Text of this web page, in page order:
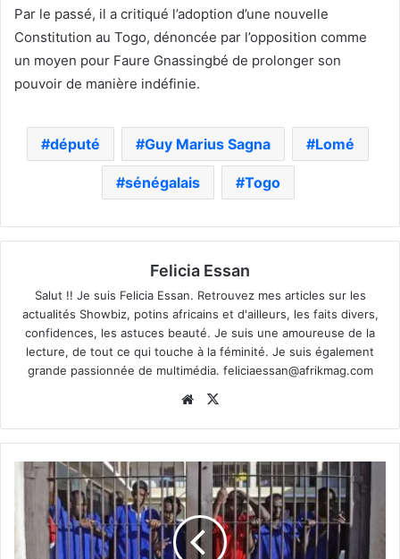
Par le passé, il a critiqué l’adoption d’une nouvelle
Constitution au Togo, dénoncée par l’opposition comme
un moyen pour Faure Gnassingbé de prolonger son
pouvoir de manière indéfinie.
député Guy Marius Sagna Lomé
sénégalais Togo
Felicia Essan
Salut !! Je suis Felicia Essan. Retrouvez mes articles sur les
actualités Showbiz, potins africains et d'ailleurs, les faits divers,
confidences, les astuces beauté. Je suis une amoureuse de la
lecture, de tout ce qui touche à la féminité. Je suis également
grande passionnée de multimédia. feliciaessan@afrikmag.com
Website